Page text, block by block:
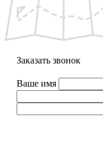
Заказать звонок
Ваше имя